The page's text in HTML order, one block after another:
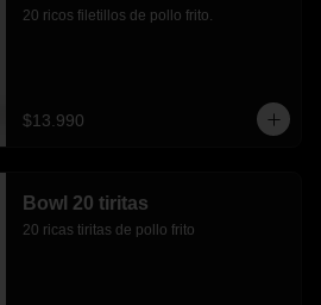
20 ricos filetillos de pollo frito.
$13.990
Bowl 20 tiritas
20 ricas tiritas de pollo frito